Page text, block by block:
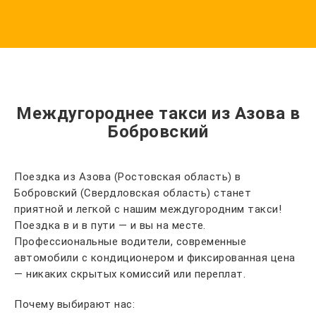
Междугороднее такси из Азова в
Бобровский
Поездка из Азова (Ростовская область) в
Бобровский (Свердловская область) станет
приятной и легкой с нашим междугородним такси!
Поездка в и в пути — и вы на месте.
Профессиональные водители, современные
автомобили с кондиционером и фиксированная цена
— никаких скрытых комиссий или переплат.
Почему выбирают нас: